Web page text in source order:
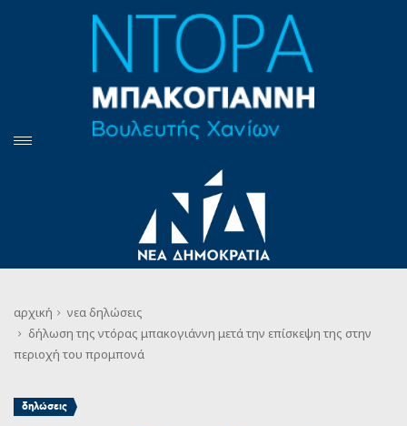
αρχική νεα δηλώσεις
δήλωση της ντόρας μπακογιάννη μετά την επίσκεψη της στην
περιοχή του προμπονά
δηλώσεις